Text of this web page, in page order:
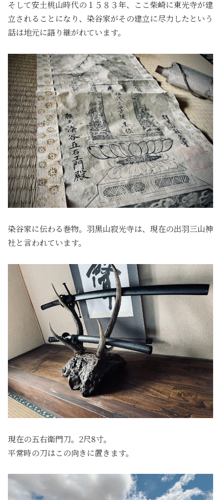
そして安土桃山時代の１５８３年、ここ柴崎に東光寺が建
立されることになり、染谷家がその建立に尽力したという
話は地元に語り継がれています。
染谷家に伝わる巻物。羽黒山寂光寺は、現在の出羽三山神
社と言われています。
現在の五右衛門刀。2尺8寸。
平常時の刀はこの向きに置きます。